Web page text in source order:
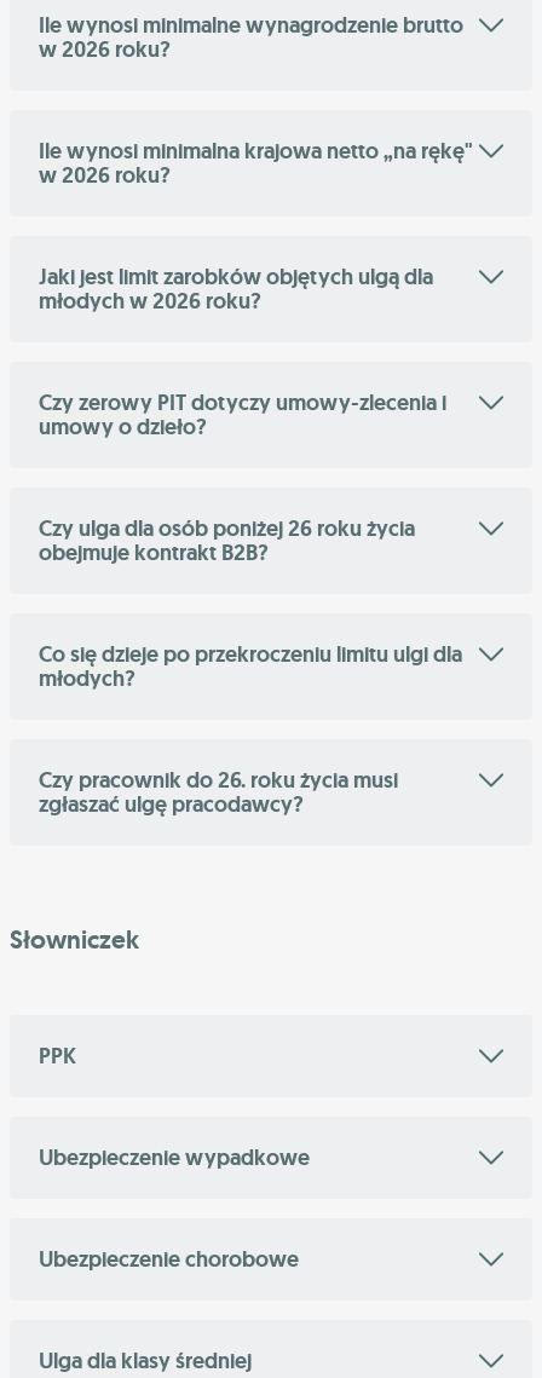
Ile wynosi minimalne wynagrodzenie brutto
w 2026 roku?
Ile wynosi minimalna krajowa netto „na rękę"
w 2026 roku?
Jaki jest limit zarobków objętych ulgą dla
młodych w 2026 roku?
Czy zerowy PIT dotyczy umowy-zlecenia i
umowy o dzieło?
Czy ulga dla osób poniżej 26 roku życia
obejmuje kontrakt B2B?
Co się dzieje po przekroczeniu limitu ulgi dla
młodych?
Czy pracownik do 26. roku życia musi
zgłaszać ulgę pracodawcy?
Słowniczek
PPK
Ubezpieczenie wypadkowe
Ubezpieczenie chorobowe
Ulga dla klasy średniej